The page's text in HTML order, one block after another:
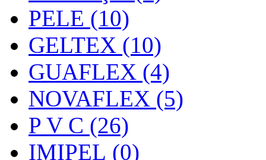
PELE (10)
GELTEX (10)
GUAFLEX (4)
NOVAFLEX (5)
P V C (26)
IMIPEL (0)